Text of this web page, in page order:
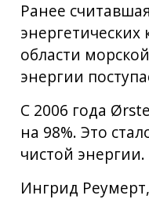
Ранее
области
энергии
С 2006 года
на 98%. Это
чистой энергии.
Ингрид